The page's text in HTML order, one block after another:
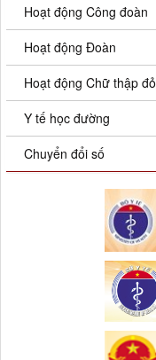
Hoạt động Công đoàn
Hoạt động Đoàn
Hoạt động Chữ thập đỏ
Y tế học đường
Chuyển đổi số